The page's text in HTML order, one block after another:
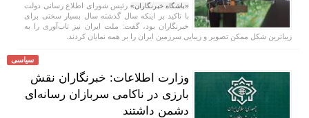
«باشگاه خبرنگاران» رئیس شورای اطلاع رسانی دولت
با تاکید بر اینکه سال گذشته سال بسیار سختی برای
خبرنگاران بود، گفت: ملت ایران نیز تاب‌آوری را به
زیباترین شکل ممکن تصویر و زیبایی سرزمین ایران را بر همه نمایان کردند.
سیاسی
وزارت اطلاعات: خبرنگاران نقش
بارزی در ناکامی سربازان رسانه‌ای
دشمن داشتند